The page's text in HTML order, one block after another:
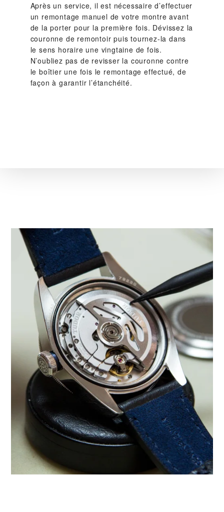
Après un service, il est nécessaire d’effectuer
un remontage manuel de votre montre avant
de la porter pour la première fois. Dévissez la
couronne de remontoir puis tournez-la dans
le sens horaire une vingtaine de fois.
N’oubliez pas de revisser la couronne contre
le boîtier une fois le remontage effectué, de
façon à garantir l’étanchéité.